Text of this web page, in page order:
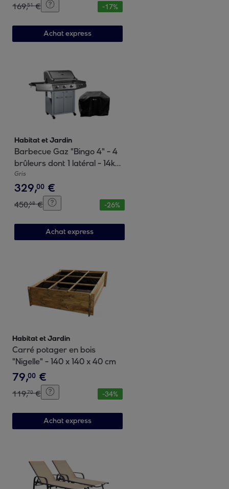
169,51 € -17%
Achat express
Habitat et Jardin
Barbecue Gaz "Bingo 4" - 4
brûleurs dont 1 latéral - 14kW
+ Housse protection -
Argenté
Gris
329,00 €
450,68 € -26%
Achat express
Habitat et Jardin
Carré potager en bois
"Nigelle" - 140 x 140 x 40 cm
79,00 €
119,70 € -34%
Achat express